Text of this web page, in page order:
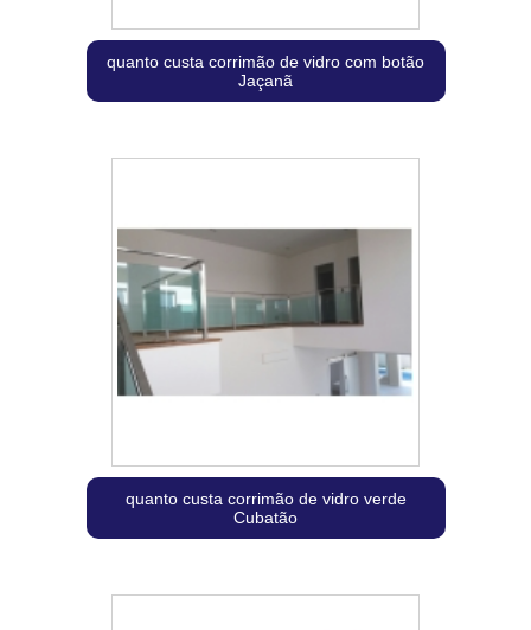
quanto custa corrimão de vidro com botão
Jaçanã
quanto custa corrimão de vidro verde
Cubatão